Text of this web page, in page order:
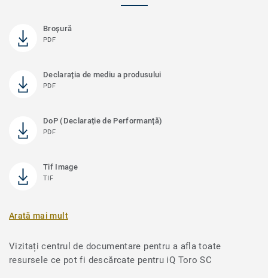
Broșură
PDF
Declarația de mediu a produsului
PDF
DoP (Declarație de Performanță)
PDF
Tif Image
TIF
Arată mai mult
Vizitați centrul de documentare pentru a afla toate
resursele ce pot fi descărcate pentru iQ Toro SC